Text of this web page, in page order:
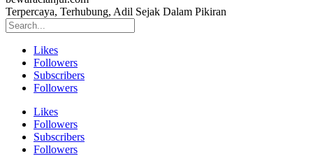
Terpercaya, Terhubung, Adil Sejak Dalam Pikiran
Likes
Followers
Subscribers
Followers
Likes
Followers
Subscribers
Followers